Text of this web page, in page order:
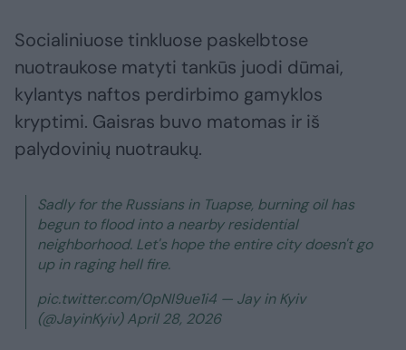
Socialiniuose tinkluose paskelbtose
nuotraukose matyti tankūs juodi dūmai,
kylantys naftos perdirbimo gamyklos
kryptimi. Gaisras buvo matomas ir iš
palydovinių nuotraukų.
Sadly for the Russians in Tuapse, burning oil has
begun to flood into a nearby residential
neighborhood. Let's hope the entire city doesn't go
up in raging hell fire.
pic.twitter.com/0pNI9ue1i4 — Jay in Kyiv
(@JayinKyiv) April 28, 2026